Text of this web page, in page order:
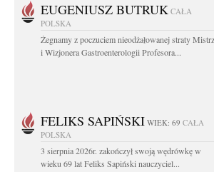
EUGENIUSZ BUTRUK CAŁA
POLSKA
Żegnamy z poczuciem nieodżałowanej straty
i Wizjonera Gastroenterologii Profesora...
FELIKS SAPIŃSKI WIEK: 69 CAŁA
POLSKA
3 sierpnia 2026r. zakończył swoją wędrówkę w
wieku 69 lat Feliks Sapiński nauczyciel...